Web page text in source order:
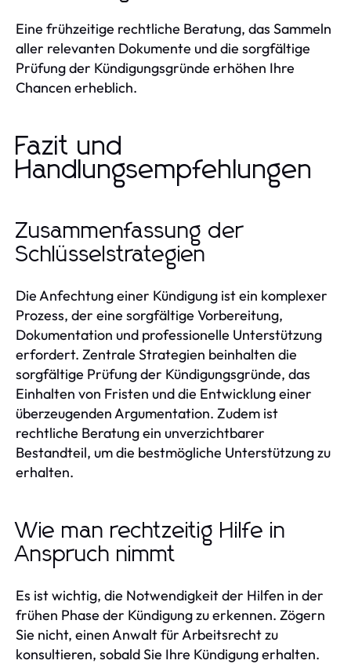
Eine frühzeitige rechtliche Beratung, das Sammeln
aller relevanten Dokumente und die sorgfältige
Prüfung der Kündigungsgründe erhöhen Ihre
Chancen erheblich.
Fazit und
Handlungsempfehlungen
Zusammenfassung der
Schlüsselstrategien
Die Anfechtung einer Kündigung ist ein komplexer
Prozess, der eine sorgfältige Vorbereitung,
Dokumentation und professionelle Unterstützung
erfordert. Zentrale Strategien beinhalten die
sorgfältige Prüfung der Kündigungsgründe, das
Einhalten von Fristen und die Entwicklung einer
überzeugenden Argumentation. Zudem ist
rechtliche Beratung ein unverzichtbarer
Bestandteil, um die bestmögliche Unterstützung zu
erhalten.
Wie man rechtzeitig Hilfe in
Anspruch nimmt
Es ist wichtig, die Notwendigkeit der Hilfen in der
frühen Phase der Kündigung zu erkennen. Zögern
Sie nicht, einen Anwalt für Arbeitsrecht zu
konsultieren, sobald Sie Ihre Kündigung erhalten.